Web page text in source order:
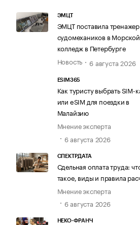
ЭМЦТ
ЭМЦТ поставила
судомехаников в Морской
колледж в Петербурге
Новость
6 августа 2026
ESIM365
Как туристу выбрать SIM-
или eSIM для поездки в
Малайзию
Мнение эксперта
6 августа 2026
СПЕКТРДАТА
Сдельная оплата труда:
такое, виды и правила
Мнение эксперта
6 августа 2026
НЕКО-ФРАНЧ